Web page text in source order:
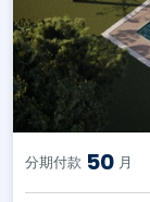
分期付款 50 月